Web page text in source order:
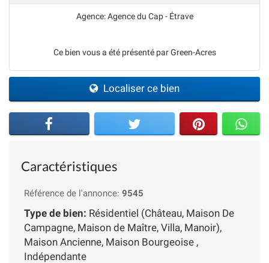
Agence: Agence du Cap - Étrave
Ce bien vous a été présenté par Green-Acres
Localiser ce bien
Caractéristiques
Référence de l'annonce: 9545
Type de bien: Résidentiel (Château, Maison De
Campagne, Maison de Maître, Villa, Manoir),
Maison Ancienne, Maison Bourgeoise ,
Indépendante